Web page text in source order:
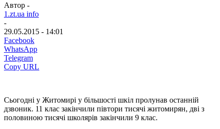
Автор -
1.zt.ua info
-
29.05.2015 - 14:01
Facebook
WhatsApp
Telegram
Copy URL
Сьогодні у Житомирі у більшості шкіл пролунав останній
дзвоник. 11 клас закінчили півтори тисячі житомирян, дві з
половиною тисячі школярів закінчили 9 клас.